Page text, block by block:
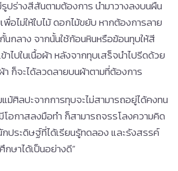
ปร่างสีสันตามต้องการ นำมาวางลงบนผืน
พื่อไม่ให้ใบไม้ ดอกไม้ขยับ หากต้องการลาย
นกลาง จากนั้นใช้ก้อนหินหรือฆ้อนทุบให้สี
าไปในเนื้อผ้า หลังจากทุบเสร็จนำไปรีดด้วย
า ก็จะได้ลวดลายบนผ้าตามที่ต้องการ
แม้ศิลปะจากการทุบจะไม่สามารถอยู่ได้คงทน
อกาสลงมือทำ ก็สามารถจรรโลงความคิด
กประดิษฐ์ที่ได้เรียนรู้ทดลอง และรังสรรค์
ษาได้เป็นอย่างดี”